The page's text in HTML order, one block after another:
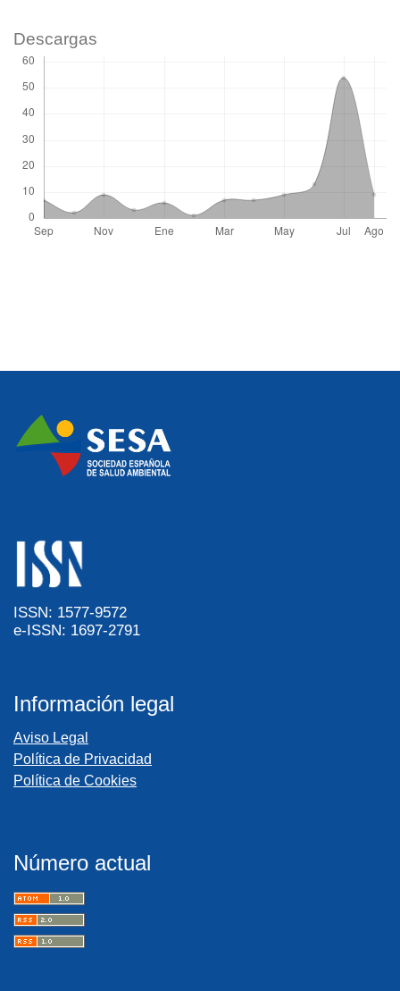
Descargas
ISSN: 1577-9572
e-ISSN: 1697-2791
Información legal
Aviso Legal
Política de Privacidad
Política de Cookies
Número actual